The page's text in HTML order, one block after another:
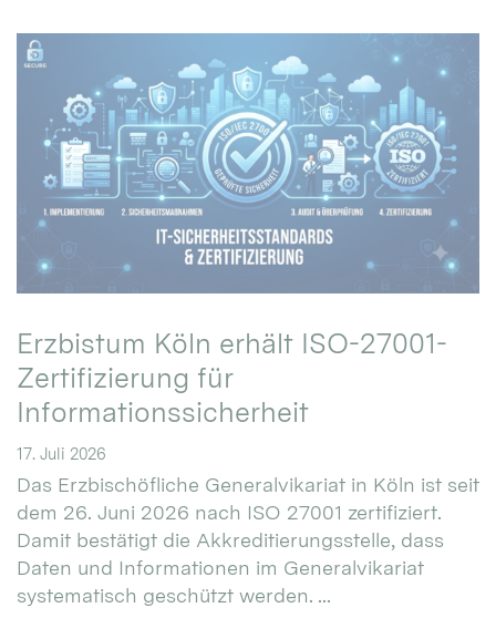
Erzbistum Köln erhält ISO-27001-
Zertifizierung für
Informationssicherheit
17. Juli 2026
Das Erzbischöfliche Generalvikariat in Köln ist seit
dem 26. Juni 2026 nach ISO 27001 zertifiziert.
Damit bestätigt die Akkreditierungsstelle, dass
Daten und Informationen im Generalvikariat
systematisch geschützt werden. ...